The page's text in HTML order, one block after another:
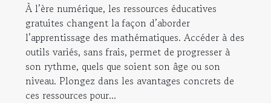
À l’ère numérique, les ressources éducatives
gratuites changent la façon d’aborder
l’apprentissage des mathématiques. Accéder à des
outils variés, sans frais, permet de progresser à
son rythme, quels que soient son âge ou son
niveau. Plongez dans les avantages concrets de
ces ressources pour...